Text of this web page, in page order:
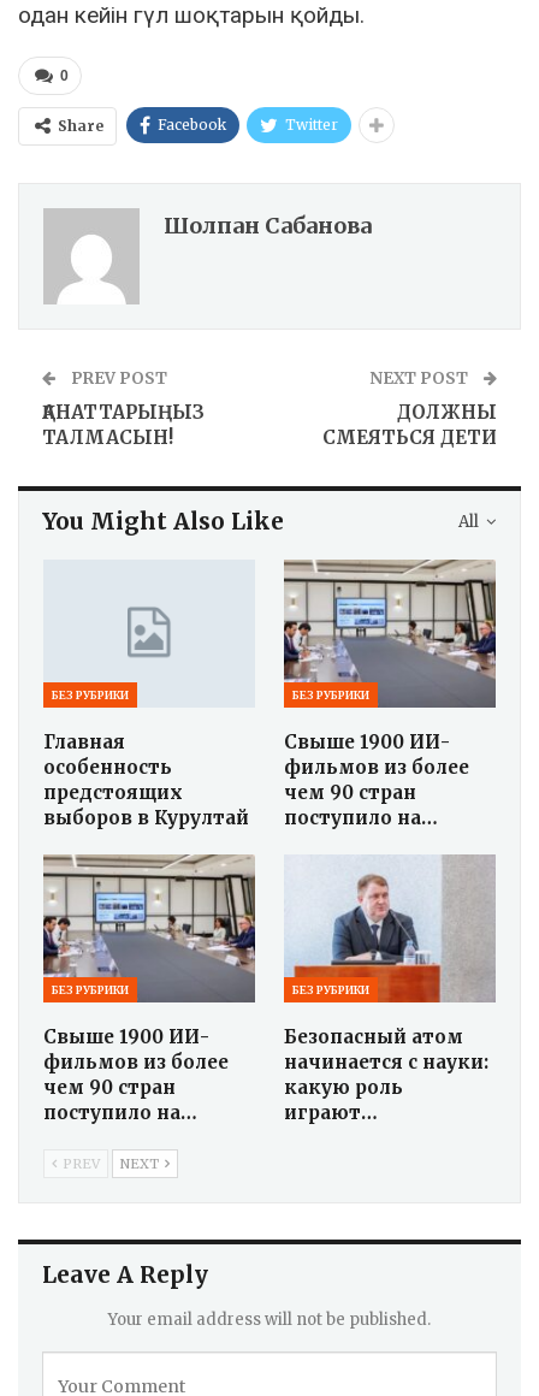
одан кейін гүл шоқтарын қойды.
0
Share Facebook Twitter
Шолпан Сабанова
PREV POST
ҚАНАТТАРЫҢЫЗ
ТАЛМАСЫН!
NEXT POST
ДОЛЖНЫ
СМЕЯТЬСЯ ДЕТИ
All
You Might Also Like
БЕЗ РУБРИКИ
Главная
особенность
предстоящих
выборов в Курултай
БЕЗ РУБРИКИ
Свыше 1900 ИИ-
фильмов из более
чем 90 стран
поступило на…
БЕЗ РУБРИКИ
Свыше 1900 ИИ-
фильмов из более
чем 90 стран
поступило на…
БЕЗ РУБРИКИ
Безопасный атом
начинается с науки:
какую роль
играют…
PREV NEXT
Leave A Reply
Your email address will not be published.